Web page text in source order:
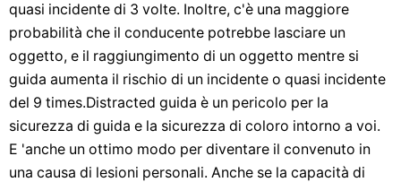
quasi incidente di 3 volte. Inoltre, c'è una maggiore
probabilità che il conducente potrebbe lasciare un
oggetto, e il raggiungimento di un oggetto mentre si
guida aumenta il rischio di un incidente o quasi incidente
del 9 times.Distracted guida è un pericolo per la
sicurezza di guida e la sicurezza di coloro intorno a voi.
E 'anche un ottimo modo per diventare il convenuto in
una causa di lesioni personali. Anche se la capacità di